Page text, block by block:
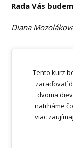
Rada Vás
Diana
Tento kurz
zaraďovať
dvoma
natrháme
viac